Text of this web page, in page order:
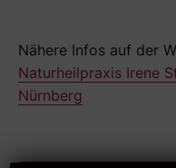
Nähere Infos auf der
Naturheilpraxis Irene
Nürnberg